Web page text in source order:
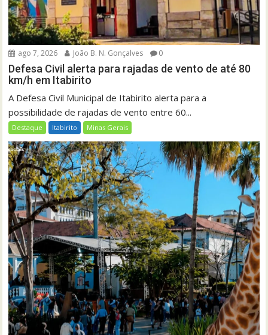
ago 7, 2026 João B. N. Gonçalves 0
Defesa Civil alerta para rajadas de vento de até 80
km/h em Itabirito
A Defesa Civil Municipal de Itabirito alerta para a
possibilidade de rajadas de vento entre 60...
Destaque Itabirito Minas Gerais